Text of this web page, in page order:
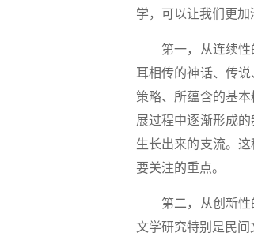
学，可以让我们更加
第一，从连续性的
耳相传的神话、传
策略、所蕴含的基
展过程中逐渐形成
生长出来的支流。
要关注的重点。
第二，从创新性的
文学研究特别是民